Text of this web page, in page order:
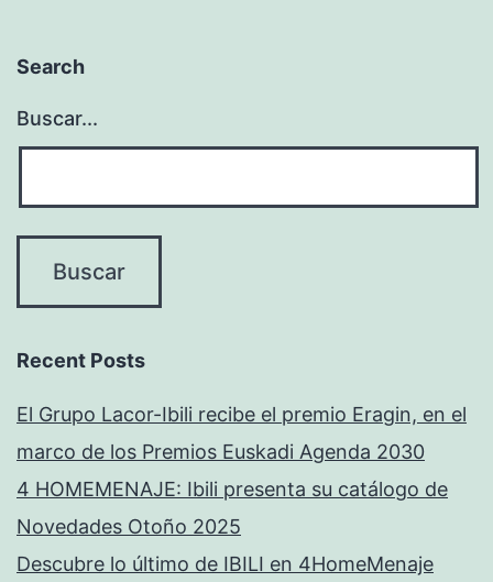
Search
Buscar...
Recent Posts
El Grupo Lacor-Ibili recibe el premio Eragin, en el
marco de los Premios Euskadi Agenda 2030
4 HOMEMENAJE: Ibili presenta su catálogo de
Novedades Otoño 2025
Descubre lo último de IBILI en 4HomeMenaje